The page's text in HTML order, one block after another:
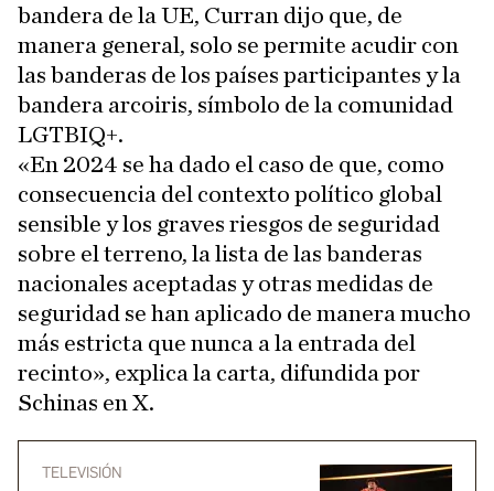
bandera de la UE, Curran dijo que, de
manera general, solo se permite acudir con
las banderas de los países participantes y la
bandera arcoiris, símbolo de la comunidad
LGTBIQ+.
«En 2024 se ha dado el caso de que, como
consecuencia del contexto político global
sensible y los graves riesgos de seguridad
sobre el terreno, la lista de las banderas
nacionales aceptadas y otras medidas de
seguridad se han aplicado de manera mucho
más estricta que nunca a la entrada del
recinto», explica la carta, difundida por
Schinas en X.
TELEVISIÓN